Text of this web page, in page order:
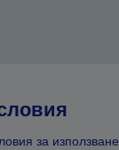
за използване